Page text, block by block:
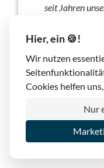
seit Jahren
Daniel Höller,
Hier, ein 🍪!
Wir nutzen
Cookies helfen
Nur